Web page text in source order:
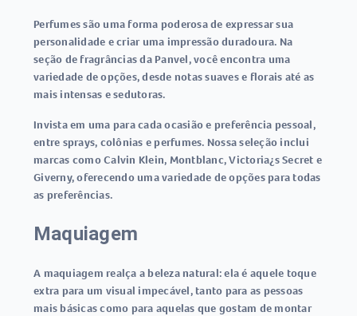
Perfumes são uma forma poderosa de expressar sua
personalidade e criar uma impressão duradoura. Na
seção de fragrâncias da Panvel, você encontra uma
variedade de opções, desde notas suaves e florais até as
mais intensas e sedutoras.
Invista em uma para cada ocasião e preferência pessoal,
entre sprays, colônias e perfumes. Nossa seleção inclui
marcas como Calvin Klein, Montblanc, Victoria¿s Secret e
Giverny, oferecendo uma variedade de opções para todas
as preferências.
Maquiagem
A maquiagem realça a beleza natural: ela é aquele toque
extra para um visual impecável, tanto para as pessoas
mais básicas como para aquelas que gostam de montar